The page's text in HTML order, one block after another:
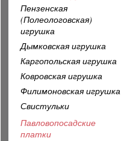
Пензенская
(Полеологовская)
игрушка
Дымковская игрушка
Каргопольская игрушка
Ковровская игрушка
Филимоновская игрушка
Свистульки
Павловопосадские
платки